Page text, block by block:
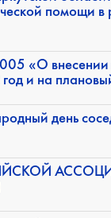
помощи в
«О внесении
и на
день